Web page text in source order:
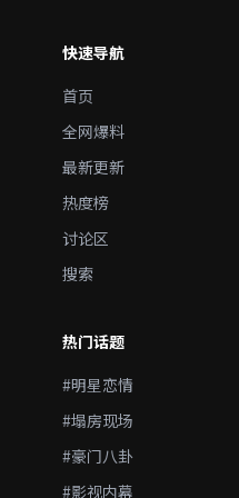
快速导航
首页
全网爆料
最新更新
热度榜
讨论区
搜索
热门话题
#明星恋情
#塌房现场
#豪门八卦
#影视内幕